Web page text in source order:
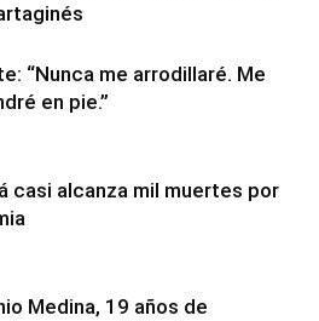
“Nunca me arrodillaré. Me
en pie.”
casi alcanza mil muertes por
Medina, 19 años de